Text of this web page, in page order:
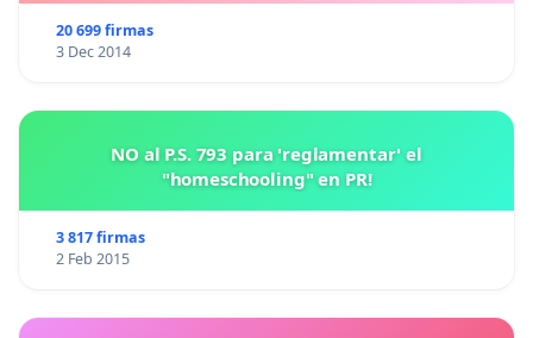
20 699 firmas
3 Dec 2014
NO al P.S. 793 para 'reglamentar' el
"homeschooling" en PR!
3 817 firmas
2 Feb 2015